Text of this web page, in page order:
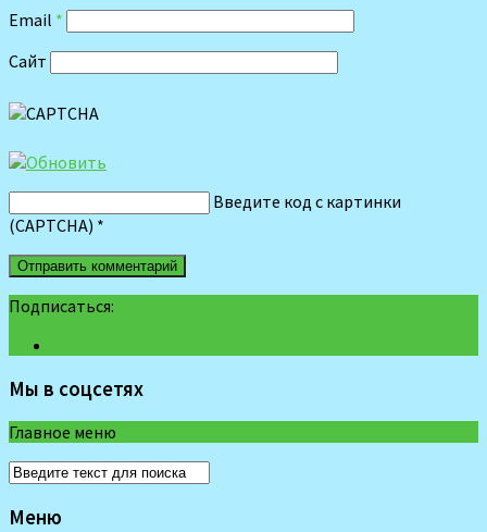
Email *
Сайт
Введите код с картинки
(CAPTCHA) *
Подписаться:
Мы в соцсетях
Главное меню
Меню